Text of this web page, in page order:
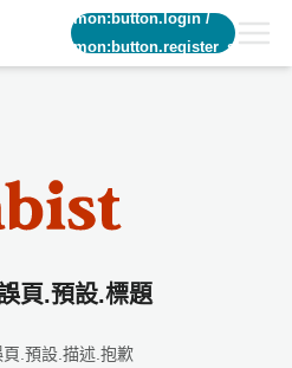
common:button.login/
common:button.register_short
頁.預設.標題
.預設.描述.抱歉